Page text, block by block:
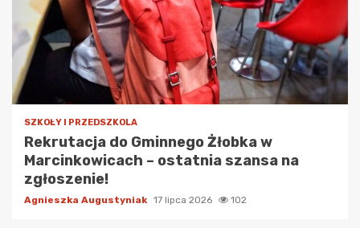
SZKOŁY I PRZEDSZKOLA
Rekrutacja do Gminnego Żłobka w
Marcinkowicach – ostatnia szansa na
zgłoszenie!
Agnieszka Augustyniak 17 lipca 2026 102